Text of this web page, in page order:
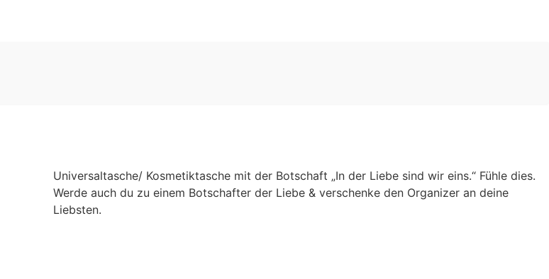
Universaltasche/ Kosmetiktasche mit der Botschaft „In der Liebe sind wir eins.“ Fühle dies.
Werde auch du zu einem Botschafter der Liebe & verschenke den Organizer an deine
Liebsten.